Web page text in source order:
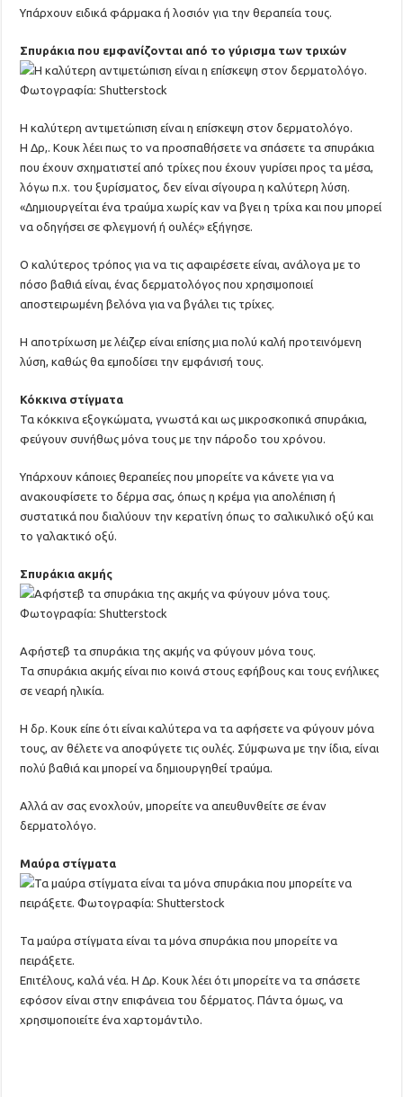
Υπάρχουν ειδικά φάρμακα ή λοσιόν για την θεραπεία τους.
Σπυράκια που εμφανίζονται από το γύρισμα των τριχών
Η καλύτερη αντιμετώπιση είναι η επίσκεψη στον δερματολόγο.
Η Δρ,. Κουκ λέει πως το να προσπαθήσετε να σπάσετε τα σπυράκια
που έχουν σχηματιστεί από τρίχες που έχουν γυρίσει προς τα μέσα,
λόγω π.χ. του ξυρίσματος, δεν είναι σίγουρα η καλύτερη λύση.
«Δημιουργείται ένα τραύμα χωρίς καν να βγει η τρίχα και που μπορεί
να οδηγήσει σε φλεγμονή ή ουλές» εξήγησε.
Ο καλύτερος τρόπος για να τις αφαιρέσετε είναι, ανάλογα με το
πόσο βαθιά είναι, ένας δερματολόγος που χρησιμοποιεί
αποστειρωμένη βελόνα για να βγάλει τις τρίχες.
Η αποτρίχωση με λέιζερ είναι επίσης μια πολύ καλή προτεινόμενη
λύση, καθώς θα εμποδίσει την εμφάνισή τους.
Κόκκινα στίγματα
Τα κόκκινα εξογκώματα, γνωστά και ως μικροσκοπικά σπυράκια,
φεύγουν συνήθως μόνα τους με την πάροδο του χρόνου.
Υπάρχουν κάποιες θεραπείες που μπορείτε να κάνετε για να
ανακουφίσετε το δέρμα σας, όπως η κρέμα για απολέπιση ή
συστατικά που διαλύουν την κερατίνη όπως το σαλικυλικό οξύ και
το γαλακτικό οξύ.
Σπυράκια ακμής
Αφήστεβ τα σπυράκια της ακμής να φύγουν μόνα τους.
Τα σπυράκια ακμής είναι πιο κοινά στους εφήβους και τους ενήλικες
σε νεαρή ηλικία.
Η δρ. Κουκ είπε ότι είναι καλύτερα να τα αφήσετε να φύγουν μόνα
τους, αν θέλετε να αποφύγετε τις ουλές. Σύμφωνα με την ίδια, είναι
πολύ βαθιά και μπορεί να δημιουργηθεί τραύμα.
Αλλά αν σας ενοχλούν, μπορείτε να απευθυνθείτε σε έναν
δερματολόγο.
Μαύρα στίγματα
Τα μαύρα στίγματα είναι τα μόνα σπυράκια που μπορείτε να
πειράξετε.
Επιτέλους, καλά νέα. Η Δρ. Κουκ λέει ότι μπορείτε να τα σπάσετε
εφόσον είναι στην επιφάνεια του δέρματος. Πάντα όμως, να
χρησιμοποιείτε ένα χαρτομάντιλο.